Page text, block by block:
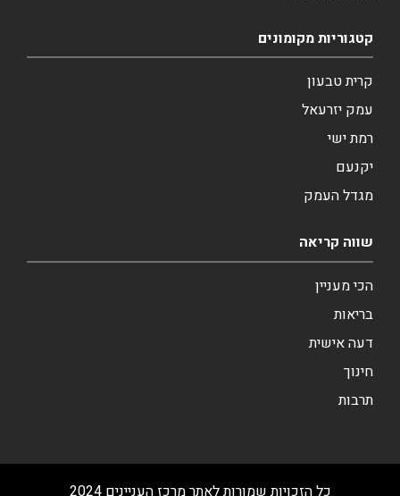
קטגוריות מקומונים
קרית טבעון
עמק יזרעאל
רמת ישי
יקנעם
מגדל העמק
שווה קריאה
הכי מעניין
בריאות
דעה אישית
חינוך
תרבות
כל הזכויות שמורות לאתר מרכז העניינים 2024